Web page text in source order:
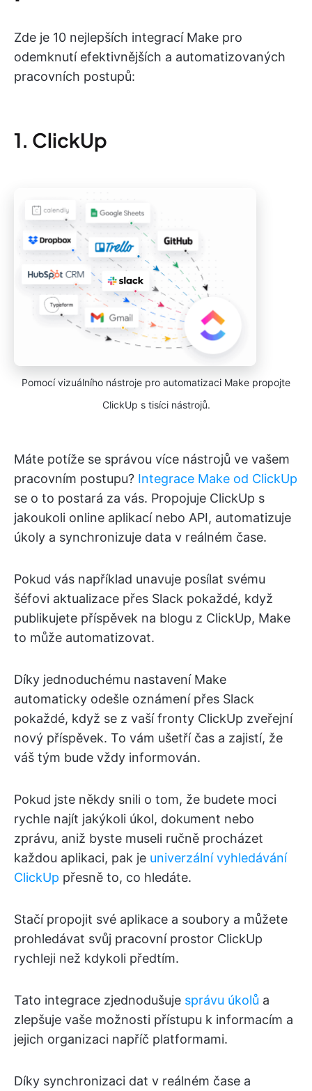
Zde je 10 nejlepších integrací Make pro
odemknutí efektivnějších a automatizovaných
pracovních postupů:
1. ClickUp
Pomocí vizuálního nástroje pro automatizaci Make propojte
ClickUp s tisíci nástrojů.
Máte potíže se správou více nástrojů ve vašem
pracovním postupu? Integrace Make od ClickUp
se o to postará za vás. Propojuje ClickUp s
jakoukoli online aplikací nebo API, automatizuje
úkoly a synchronizuje data v reálném čase.
Pokud vás například unavuje posílat svému
šéfovi aktualizace přes Slack pokaždé, když
publikujete příspěvek na blogu z ClickUp, Make
to může automatizovat.
Díky jednoduchému nastavení Make
automaticky odešle oznámení přes Slack
pokaždé, když se z vaší fronty ClickUp zveřejní
nový příspěvek. To vám ušetří čas a zajistí, že
váš tým bude vždy informován.
Pokud jste někdy snili o tom, že budete moci
rychle najít jakýkoli úkol, dokument nebo
zprávu, aniž byste museli ručně procházet
každou aplikaci, pak je univerzální vyhledávání
ClickUp přesně to, co hledáte.
Stačí propojit své aplikace a soubory a můžete
prohledávat svůj pracovní prostor ClickUp
rychleji než kdykoli předtím.
Tato integrace zjednodušuje správu úkolů a
zlepšuje vaše možnosti přístupu k informacím a
jejich organizaci napříč platformami.
Díky synchronizaci dat v reálném čase a